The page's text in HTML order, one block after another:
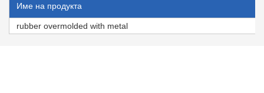
Име на продукта
rubber overmolded with metal